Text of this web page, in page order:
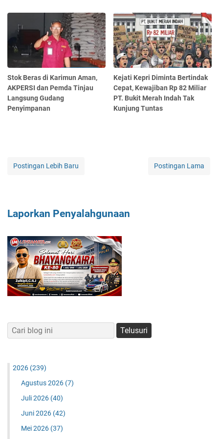
Stok Beras di Karimun Aman,
AKPERSI dan Pemda Tinjau
Langsung Gudang
Penyimpanan
Kejati Kepri Diminta Bertindak
Cepat, Kewajiban Rp 82 Miliar
PT. Bukit Merah Indah Tak
Kunjung Tuntas
Postingan Lebih Baru Postingan Lama
Laporkan Penyalahgunaan
2026 (239)
Agustus 2026 (7)
Juli 2026 (40)
Juni 2026 (42)
Mei 2026 (37)